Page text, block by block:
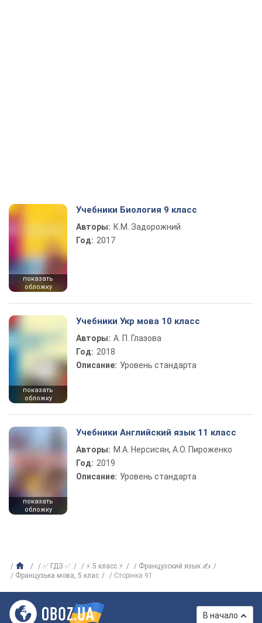
показать
обложку
Учебники Биология 9 класс
Авторы: К.М. Задорожний
Год: 2017
показать
обложку
Учебники Укр мова 10 класс
Авторы: А. П. Глазова
Год: 2018
Описание: Уровень стандарта
показать
обложку
Учебники Английский язык 11 класс
Авторы: М.А. Нерсисян, А.О. Пироженко
Год: 2019
Описание: Уровень стандарта
✅ ГДЗ ✅ ⚡ 5 класс ⚡
Французский язык ✍
Французька мова, 5 клас
Сторінка 91
В начало